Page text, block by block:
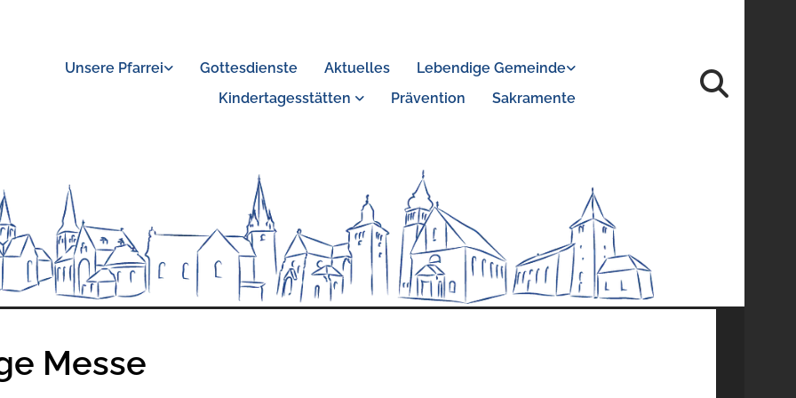
Unsere Pfarrei Gottesdienste Aktuelles
Lebendige Gemeinde
Kindertagesstätten
Prävention Sakramente
Messe